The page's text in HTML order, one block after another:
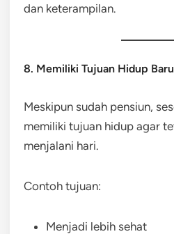
dan keterampilan.
8. Memiliki Tujuan Hidup Baru
Meskipun sudah pensiun,
memiliki tujuan hidup agar
menjalani hari.
Contoh tujuan:
Menjadi lebih sehat